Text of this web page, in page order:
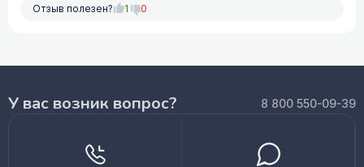
Отзыв полезен? 1 0
У вас возник вопрос? 8 800 550-09-39